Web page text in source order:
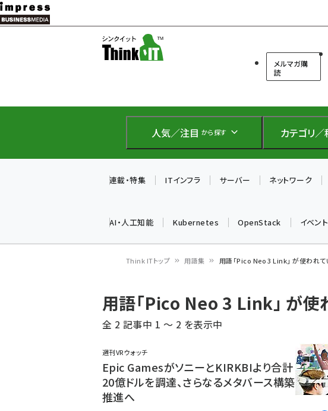
メ
イ
テ
に
メルマガ購
読
人気／注目 から探す カテゴリ／
連載・特集 ITインフラ サーバー ネットワーク
AI・人工知能 Kubernetes OpenStack イベン
ン
く
ず
Think ITトップ 用語集 用語「Pico Neo 3 Link」 が使われ
用語「Pico Neo 3 Link」 が使
全 2 記事中 1 ～ 2 を表示中
週刊VRウォッチ
Epic GamesがソニーとKIRKBIより合計
20億ドルを調達、さらなるメタバース構築
推進へ